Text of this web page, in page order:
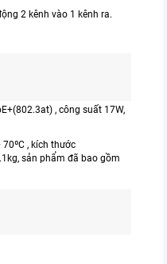
2 kênh vào 1 kênh ra.
, công suất 17W,
, kích thước
sản phẩm đã bao gồm